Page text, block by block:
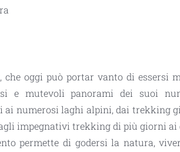
che oggi può portar vanto di essersi
e mutevoli panorami dei suoi
ai numerosi laghi alpini, dai trekking
impegnativi trekking di più giorni
permette di godersi la natura,